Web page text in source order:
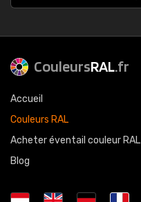
CouleursRAL.fr
Accueil
Couleurs RAL
Acheter éventail couleur RAL
Blog